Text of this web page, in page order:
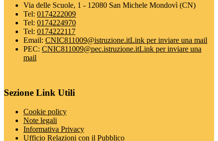
Via delle Scuole, 1 - 12080 San Michele Mondovì (CN)
Tel: 0174222009
Tel: 0174224970
Tel: 0174222117
Email: CNIC811009@istruzione.itLink per inviare una mail
PEC: CNIC811009@pec.istruzione.itLink per inviare una
mail
Sezione Link Utili
Cookie policy
Note legali
Informativa Privacy
Ufficio Relazioni con il Pubblico